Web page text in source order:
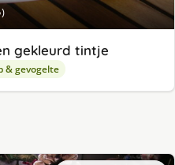
gekleurd tintje
& gevogelte